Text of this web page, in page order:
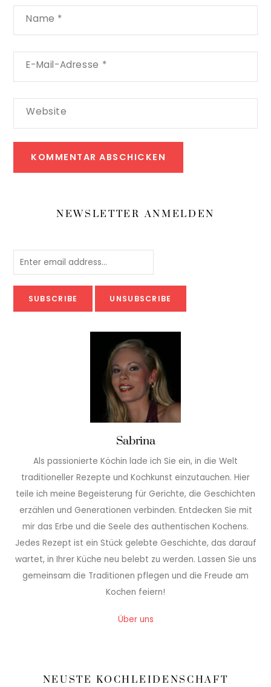
Name *
E-Mail-Adresse *
Website
NEWSLETTER ANMELDEN
Sabrina
Als passionierte Köchin lade ich Sie ein, in die Welt
traditioneller Rezepte und Kochkunst einzutauchen. Hier
teile ich meine Begeisterung für Gerichte, die Geschichten
erzählen und Generationen verbinden. Entdecken Sie mit
mir das Erbe und die Seele des authentischen Kochens.
Jedes Rezept ist ein Stück gelebte Geschichte, das darauf
wartet, in Ihrer Küche neu belebt zu werden. Lassen Sie uns
gemeinsam die Traditionen pflegen und die Freude am
Kochen feiern!
Über uns
NEUSTE KOCHLEIDENSCHAFT